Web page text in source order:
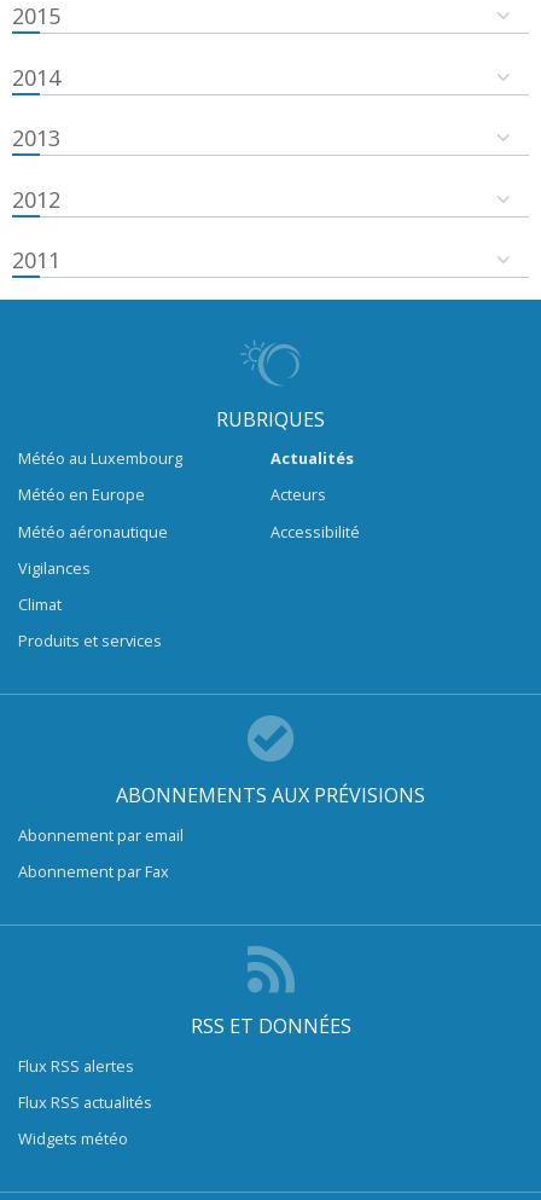
2015
2014
2013
2012
2011
RUBRIQUES
Météo au Luxembourg
Météo en Europe
Météo aéronautique
Vigilances
Climat
Produits et services
Actualités
Acteurs
Accessibilité
ABONNEMENTS AUX PRÉVISIONS
Abonnement par email
Abonnement par Fax
RSS ET DONNÉES
Flux RSS alertes
Flux RSS actualités
Widgets météo